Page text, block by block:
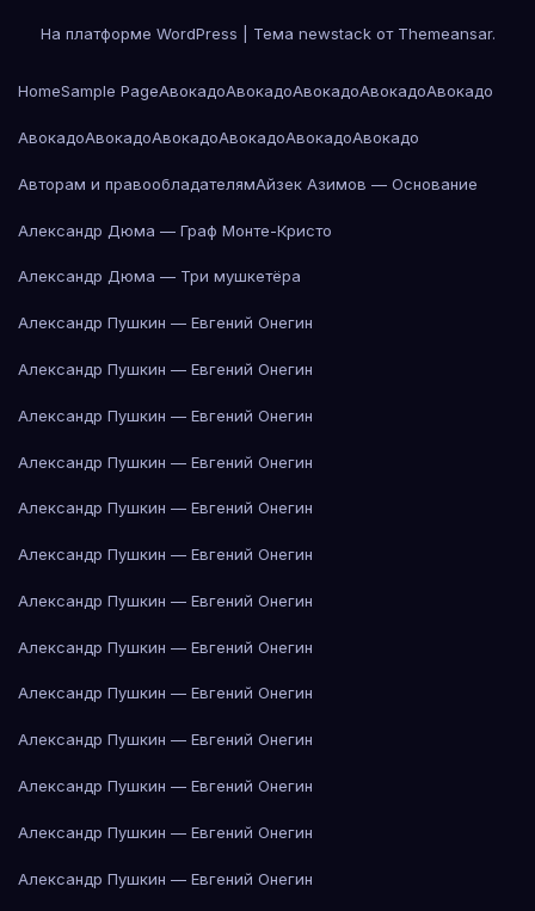
На платформе WordPress Тема newstack от Themeansar.
HomeSample PageАвокадоАвокадоАвокадоАвокадоАвокадо
АвокадоАвокадоАвокадоАвокадоАвокадоАвокадо
Авторам и правообладателямАйзек Азимов — Основание
Александр Дюма — Граф Монте-Кристо
Александр Дюма — Три мушкетёра
Александр Пушкин — Евгений Онегин
Александр Пушкин — Евгений Онегин
Александр Пушкин — Евгений Онегин
Александр Пушкин — Евгений Онегин
Александр Пушкин — Евгений Онегин
Александр Пушкин — Евгений Онегин
Александр Пушкин — Евгений Онегин
Александр Пушкин — Евгений Онегин
Александр Пушкин — Евгений Онегин
Александр Пушкин — Евгений Онегин
Александр Пушкин — Евгений Онегин
Александр Пушкин — Евгений Онегин
Александр Пушкин — Евгений Онегин